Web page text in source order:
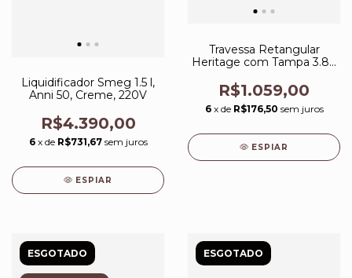
Liquidificador Smeg 1.5 l,
Anni 50, Creme, 220V
R$4.390,00
6 x de R$731,67 sem juros
ESPIAR
Travessa Retangular
Heritage com Tampa 3.8L
R$1.059,00
6 x de R$176,50 sem juros
ESPIAR
ESGOTADO ESGOTADO